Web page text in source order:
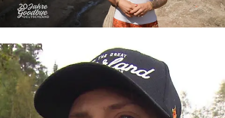
Goodbye Deutschland
„Ich kann einfach nicht mehr“ – Levke
kämpft verzweifelt um ihre Scheidung